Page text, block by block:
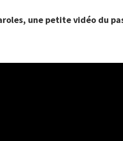
une petite vidéo du